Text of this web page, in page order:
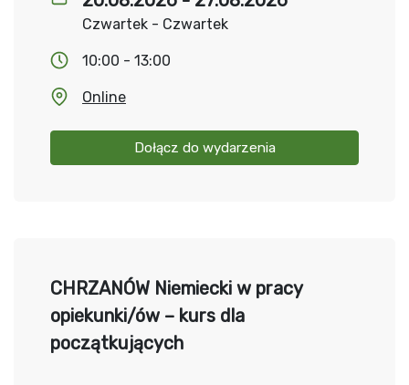
Czwartek - Czwartek
10:00 - 13:00
Online
Dołącz do wydarzenia
CHRZANÓW Niemiecki w pracy
opiekunki/ów – kurs dla
początkujących